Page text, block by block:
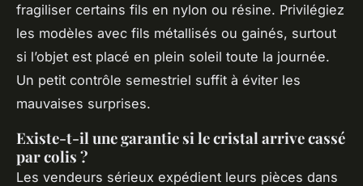
fragiliser certains fils en nylon ou résine. Privilégiez
les modèles avec fils métallisés ou gainés, surtout
si l’objet est placé en plein soleil toute la journée.
Un petit contrôle semestriel suffit à éviter les
mauvaises surprises.
Existe-t-il une garantie si le cristal arrive cassé
par colis ?
Les vendeurs sérieux expédient leurs pièces dans